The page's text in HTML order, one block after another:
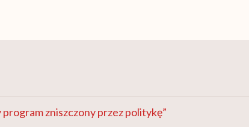
program zniszczony przez politykę”